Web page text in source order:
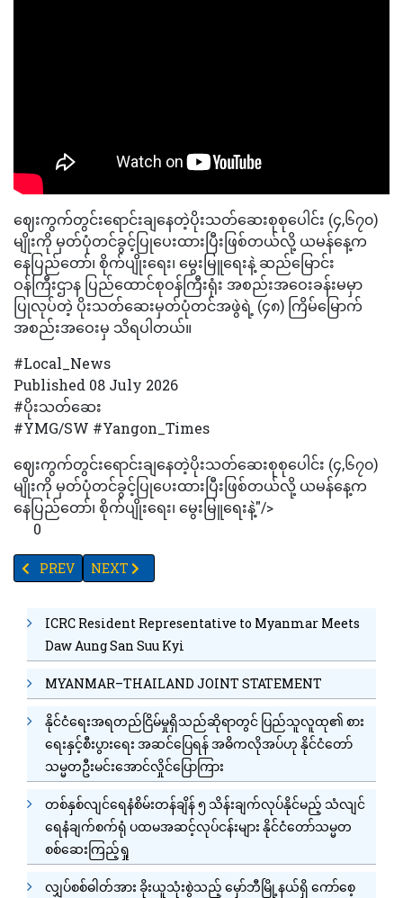
ဈေးကွက်တွင်းရောင်းချနေတဲ့ပိုးသတ်ဆေးစုစုပေါင်း (၄,၆၇၀)
မျိုးကို မှတ်ပုံတင်ခွင့်ပြုပေးထားပြီးဖြစ်တယ်လို့ ယမန်နေ့က
နေပြည်တော်၊ စိုက်ပျိုးရေး၊ မွေးမြူရေးနဲ့ ဆည်မြောင်း
ဝန်ကြီးဌာန ပြည်ထောင်စုဝန်ကြီးရုံး အစည်းအဝေးခန်းမမှာ
ပြုလုပ်တဲ့ ပိုးသတ်ဆေးမှတ်ပုံတင်အဖွဲရဲ့ (၄၈) ကြိမ်မြောက်
အစည်းအဝေးမှ သိရပါတယ်။
#Local_News
Published 08 July 2026
#ပိုးသတ်ဆေး
#YMG/SW #Yangon_Times
ဈေးကွက်တွင်းရောင်းချနေတဲ့ပိုးသတ်ဆေးစုစုပေါင်း (၄,၆၇၀)
မျိုးကို မှတ်ပုံတင်ခွင့်ပြုပေးထားပြီးဖြစ်တယ်လို့ ယမန်နေ့က
နေပြည်တော်၊ စိုက်ပျိုးရေး၊ မွေးမြူရေးနဲ့"/>
0
PREVIOUS ARTICLE: RICE EXPORT ZONE ဧက(၃)သိန်းခွဲ
PREV NEXT ARTICLE: "ရာဇာမင်း" ယာဥ်လိုင်းမှနေပြည်တေ
NEXT
ICRC Resident Representative to Myanmar Meets
Daw Aung San Suu Kyi
MYANMAR–THAILAND JOINT STATEMENT
နိုင်ငံရေးအရတည်ငြိမ်မှုရှိသည်ဆိုရာတွင် ပြည်သူလူထု၏ စား
ရေးနှင့်စီးပွားရေး အဆင်ပြေရန် အဓိကလိုအပ်ဟု နိုင်ငံတော်
သမ္မတဦးမင်းအောင်လှိုင်ပြောကြား
တစ်နှစ်လျင်ရေနံစိမ်းတန်ချိန် ၅ သိန်းချက်လုပ်နိုင်မည့် သံလျင်
ရေနံချက်စက်ရုံ ပထမအဆင့်လုပ်ငန်းများ နိုင်ငံတော်သမ္မတ
စစ်ဆေးကြည့်ရှု
လျှပ်စစ်ဓါတ်အား ခိုးယူသုံးစွဲသည့် မှော်ဘီမြို့နယ်ရှိ ကော်စေ့